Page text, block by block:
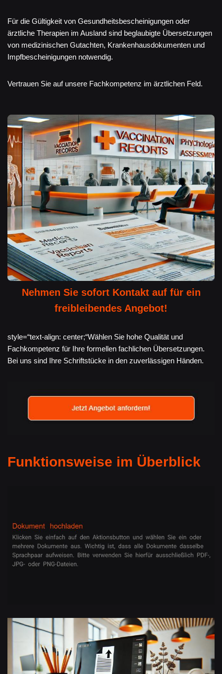
Für die Gültigkeit von Gesundheitsbescheinigungen oder
ärztliche Therapien im Ausland sind beglaubigte Übersetzungen
von medizinischen Gutachten, Krankenhausdokumenten und
Impfbescheinigungen notwendig.
Vertrauen Sie auf unsere Fachkompetenz im ärztlichen Feld.
Nehmen Sie sofort Kontakt auf für ein
freibleibendes Angebot!
style=“text-align: center;“Wählen Sie hohe Qualität und
Fachkompetenz für Ihre formellen fachlichen Übersetzungen.
Bei uns sind Ihre Schriftstücke in den zuverlässigen Händen.
Funktionsweise im Überblick